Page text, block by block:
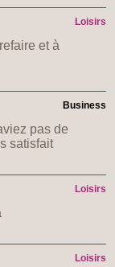
Loisirs
et à
Business
pas de
satisfait
Loisirs
Loisirs